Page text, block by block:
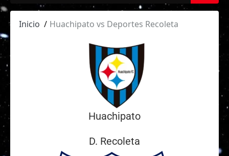
Inicio Huachipato vs Deportes Recoleta
Huachipato
D. Recoleta